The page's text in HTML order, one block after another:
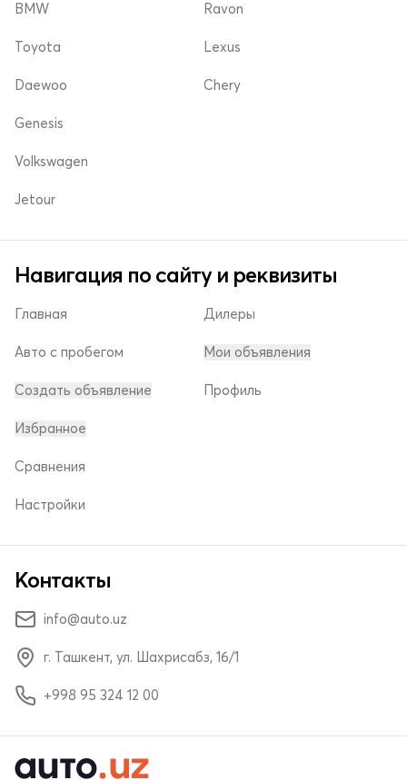
BMW
Toyota
Daewoo
Ravon
Lexus
Chery
Genesis
Volkswagen
Jetour
Навигация по сайту и реквизиты
Главная
Авто с пробегом
Создать объявление
Дилеры
Мои объявления
Профиль
Избранное
Сравнения
Настройки
Контакты
info@auto.uz
г. Ташкент, ул. Шахрисабз, 16/1
+998 95 324 12 00